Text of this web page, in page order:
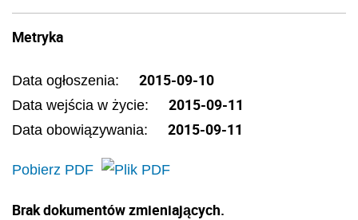
Metryka
Data ogłoszenia: 2015-09-10
Data wejścia w życie: 2015-09-11
Data obowiązywania: 2015-09-11
Pobierz PDF
Brak dokumentów zmieniających.